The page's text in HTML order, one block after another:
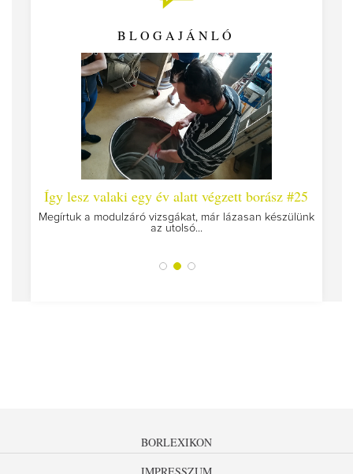
BLOGAJÁNLÓ
Így lesz valaki egy év alatt végzett borász #25
Megírtuk a modulzáró vizsgákat, már lázasan készülünk
az utolsó...
BORLEXIKON